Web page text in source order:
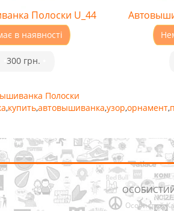
Полоски U_44
в наявності
300 грн.
Полоски
,купить,автовышиванка,узор,орнамент,
Особистий